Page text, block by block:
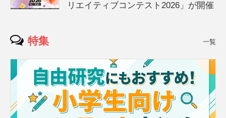
リエイティブコンテスト2026」が開催
特集 一覧